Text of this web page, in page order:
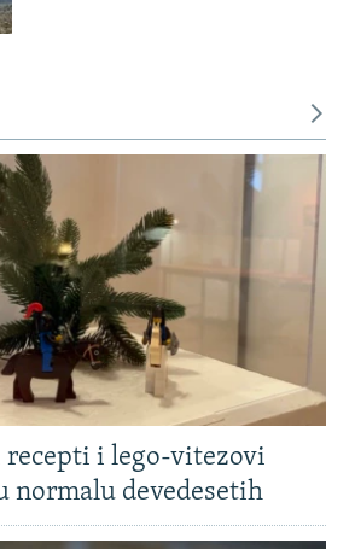
recepti i lego-vitezovi
normalu devedesetih